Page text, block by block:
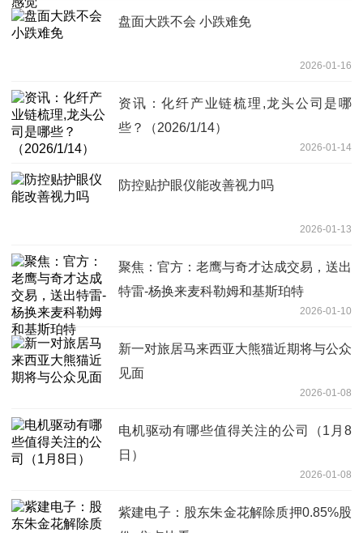
盘面大跌不会 小跌难免
2026-01-16
资讯：化纤产业链梳理,龙头公司是哪
些？（2026/1/14）
2026-01-14
防控贴护眼仪能改善视力吗
2026-01-13
聚焦：官方：老鹰与奇才达成交易，送出
特雷-杨换来麦科勒姆和基斯珀特
2026-01-10
新一对旅居马来西亚大熊猫近期将与公众
见面
2026-01-08
电机驱动有哪些值得关注的公司（1月8
日）
2026-01-08
紫建电子：股东朱金花解除质押0.85%股